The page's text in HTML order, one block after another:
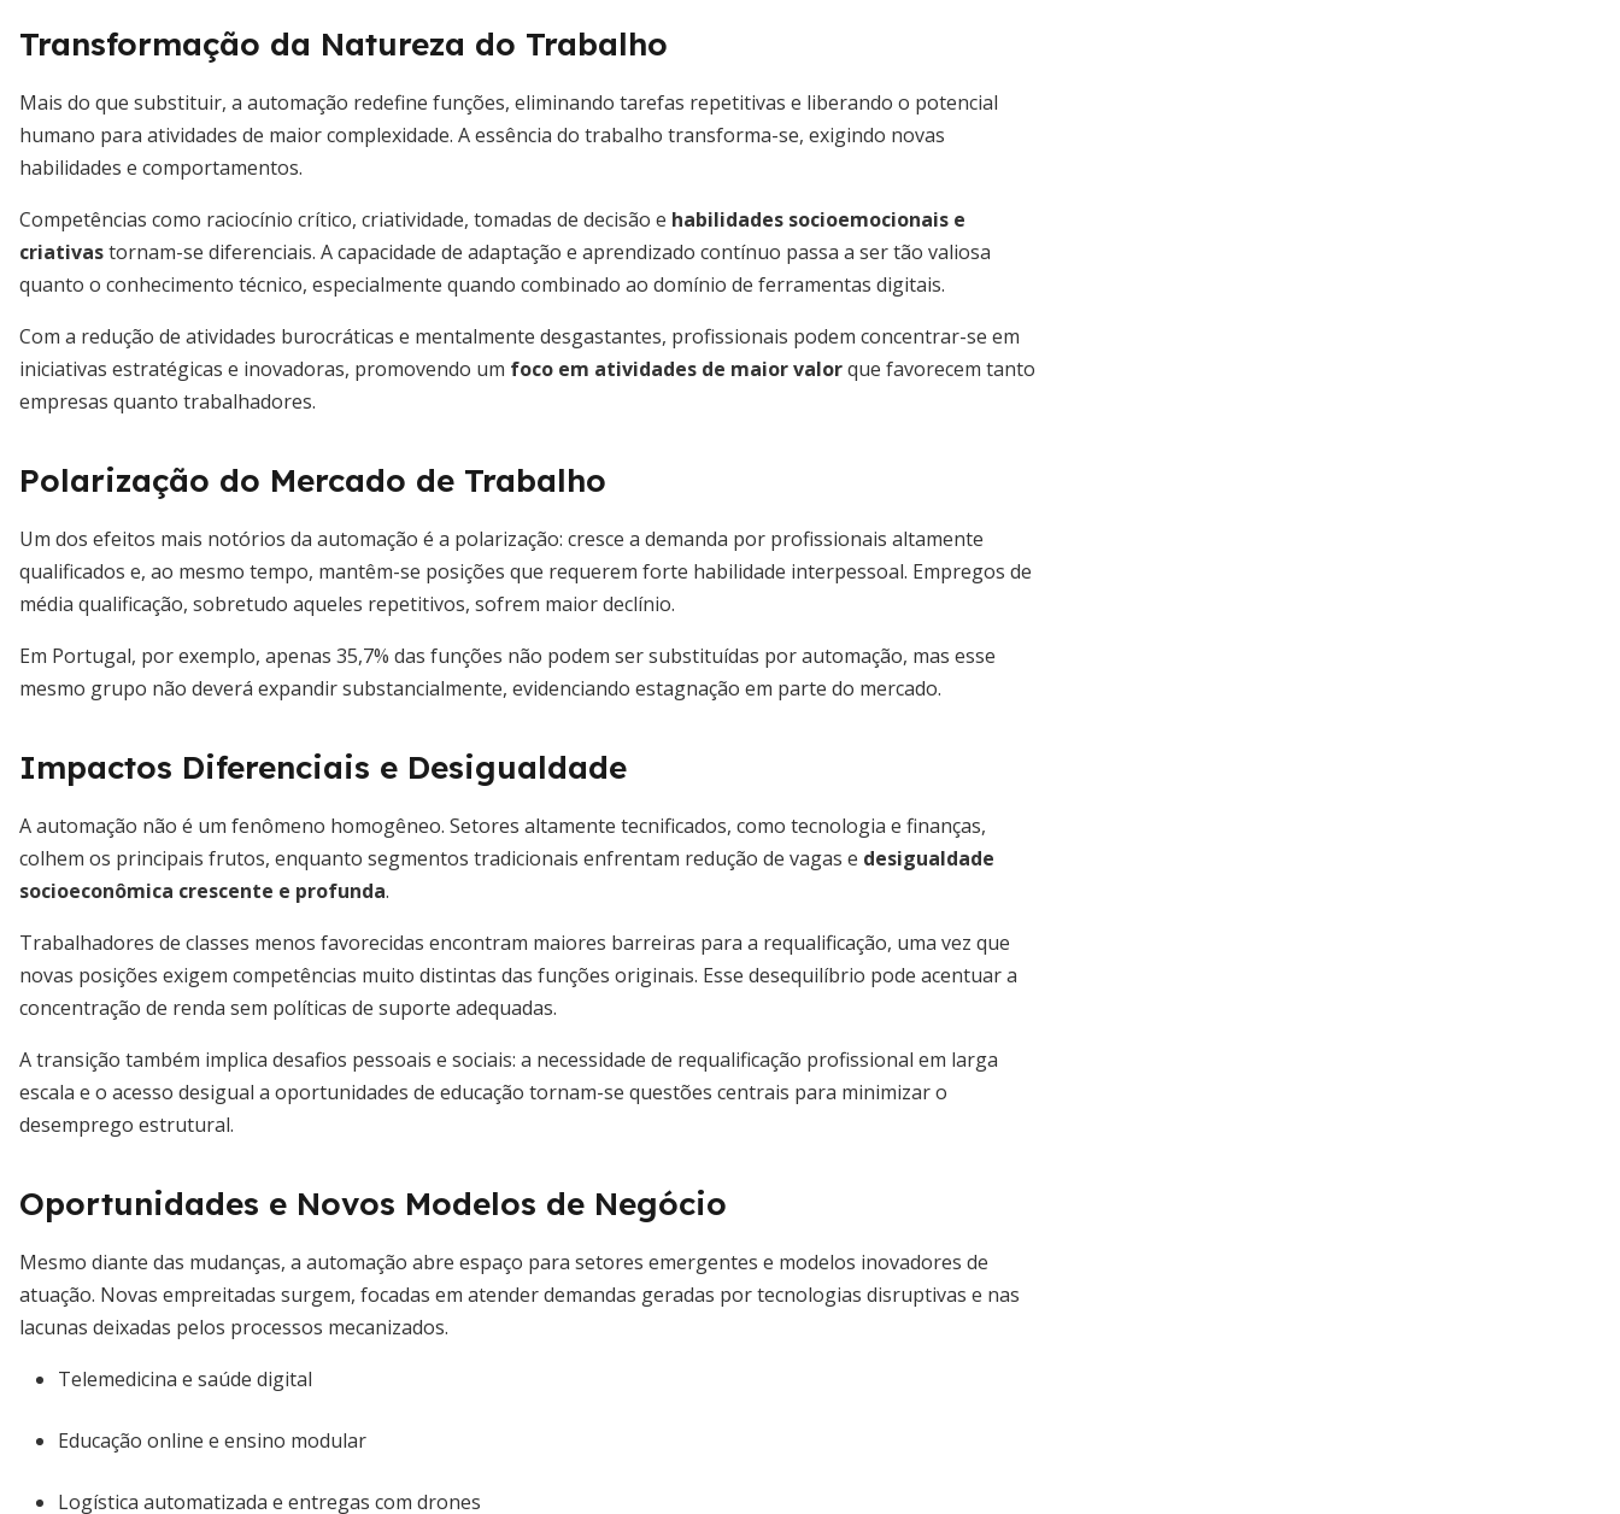
Transformação da Natureza do Trabalho
Mais do que substituir, a automação redefine funções, eliminando tarefas repetitivas e liberando o potencial
humano para atividades de maior complexidade. A essência do trabalho transforma-se, exigindo novas
habilidades e comportamentos.
Competências como raciocínio crítico, criatividade, tomadas de decisão e habilidades socioemocionais e
criativastornam-se diferenciais. A capacidade de adaptação e aprendizado contínuo passa a ser tão valiosa
quanto o conhecimento técnico, especialmente quando combinado ao domínio de ferramentas digitais.
Com a redução de atividades burocráticas e mentalmente desgastantes, profissionais podem concentrar-se em
iniciativas estratégicas e inovadoras, promovendo um foco em atividades de maior valorque favorecem tanto
empresas quanto trabalhadores.
Polarização do Mercado de Trabalho
Um dos efeitos mais notórios da automação é a polarização: cresce a demanda por profissionais altamente
qualificados e, ao mesmo tempo, mantêm-se posições que requerem forte habilidade interpessoal. Empregos de
média qualificação, sobretudo aqueles repetitivos, sofrem maior declínio.
Em Portugal, por exemplo, apenas 35,7% das funções não podem ser substituídas por automação, mas esse
mesmo grupo não deverá expandir substancialmente, evidenciando estagnação em parte do mercado.
Impactos Diferenciais e Desigualdade
A automação não é um fenômeno homogêneo. Setores altamente tecnificados, como tecnologia e finanças,
colhem os principais frutos, enquanto segmentos tradicionais enfrentam redução de vagas e desigualdade
socioeconômica crescente e profunda.
Trabalhadores de classes menos favorecidas encontram maiores barreiras para a requalificação, uma vez que
novas posições exigem competências muito distintas das funções originais. Esse desequilíbrio pode acentuar a
concentração de renda sem políticas de suporte adequadas.
A transição também implica desafios pessoais e sociais: a necessidade de requalificação profissional em larga
escala e o acesso desigual a oportunidades de educação tornam-se questões centrais para minimizar o
desemprego estrutural.
Oportunidades e Novos Modelos de Negócio
Mesmo diante das mudanças, a automação abre espaço para setores emergentes e modelos inovadores de
atuação. Novas empreitadas surgem, focadas em atender demandas geradas por tecnologias disruptivas e nas
lacunas deixadas pelos processos mecanizados.
Telemedicina e saúde digital
Educação online e ensino modular
Logística automatizada e entregas com drones